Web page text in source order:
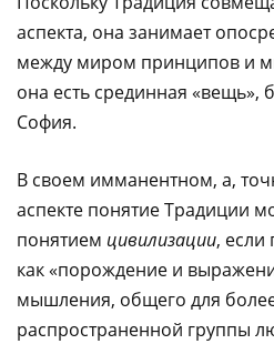
аспекта, она занимает
между миром принципов и
она есть срединная «вещь»,
София.
В своем имманентном, а,
аспекте понятие Традиции
понятием цивилизации,
как «порождение и
мышления, общего для
распространенной группы